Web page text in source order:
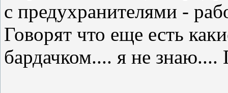
с предухранителями -
Говорят что еще есть
бардачком.... я не